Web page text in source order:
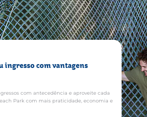
ingresso com vantagens
com antecedência e aproveite cada
Park com mais praticidade, economia e